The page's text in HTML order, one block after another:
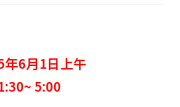
6月1日上午
5:00